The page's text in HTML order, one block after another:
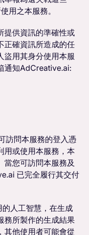
用之本服務。
提供資訊的準確性或
正確資訊所造成的任
盜用其身分使用本服
通知AdCreative.ai:
訪問本服務的登入憑
用或使用本服務，本
當您可訪問本服務及
已完全履行其交付
人工智慧，在生成
務所製作的生成結果
其他使用者可能會從